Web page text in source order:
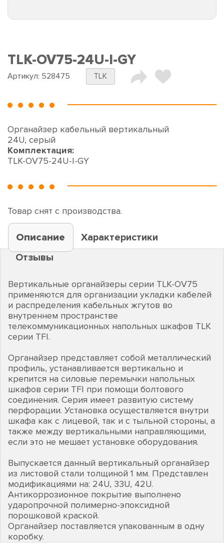
TLK-OV75-24U-I-GY
Артикул: 528475 TLK
Органайзер кабельный вертикальный
24U, серый
Комплектация:
TLK-OV75-24U-I-GY
Товар снят с производства.
Описание
Характеристики
Отзывы
Вертикальные органайзеры серии TLK-OV75
применяются для организации укладки кабелей
и распределения кабельных жгутов во
внутреннем пространстве
телекоммуникационных напольных шкафов TLK
серии TFI.
Органайзер представляет собой металлический
профиль, устанавливается вертикально и
крепится на силовые перемычки напольных
шкафов серии TFI при помощи болтового
соединения. Серия имеет развитую систему
перфорации. Установка осуществляется внутри
шкафа как с лицевой, так и с тыльной стороны, а
также между вертикальными направляющими,
если это не мешает установке оборудования.
Выпускается данный вертикальный органайзер
из листовой стали толщиной 1 мм. Представлен
модификациями на: 24U, 33U, 42U.
Антикоррозионное покрытие выполнено
ударопрочной полимерно-эпоксидной
порошковой краской.
Органайзер поставляется упакованным в одну
коробку.